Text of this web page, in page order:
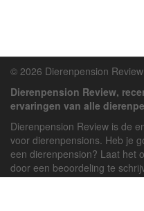
© 2026 Dierenpension Review
Dierenpension Review,
ervaringen van alle
Dierenpension Review is de
voor dierenpensions. Heb je
een dierenpension? Laat het
door een beoordeling te